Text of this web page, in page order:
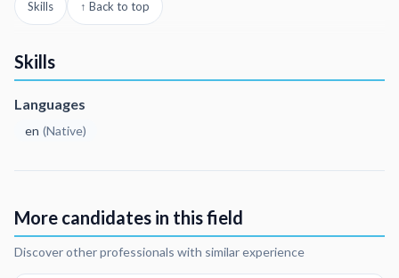
Skills ↑ Back to top
Skills
Languages
en (Native)
More candidates in this field
Discover other professionals with similar experience